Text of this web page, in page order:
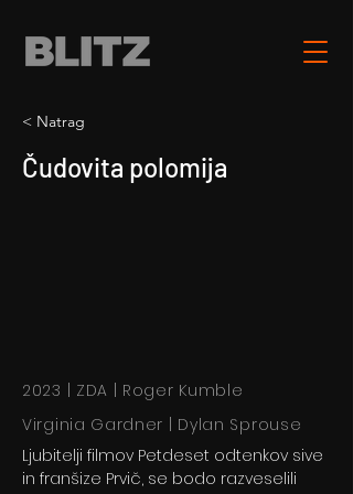
< Natrag
Čudovita polomija
2023 | ZDA | Roger Kumble
Virginia Gardner | Dylan Sprouse
Ljubitelji filmov Petdeset odtenkov sive
in franšize Prvič, se bodo razveselili